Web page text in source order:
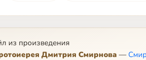
из произведения
Дмитрия Смирнова —